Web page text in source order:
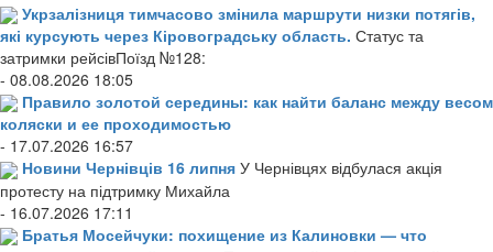
Укрзалізниця тимчасово змінила маршрути низки потягів,
які курсують через Кіровоградську область. Статус та
затримки рейсівПоїзд №128:
- 08.08.2026 18:05
Правило золотой середины: как найти баланс между весом
коляски и ее проходимостью
- 17.07.2026 16:57
Новини Чернівців 16 липня У Чернівцях відбулася акція
протесту на підтримку Михайла
- 16.07.2026 17:11
Братья Мосейчуки: похищение из Калиновки — что